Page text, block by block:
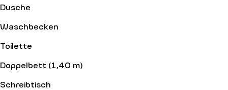
Dusche
Waschbecken
Toilette
Doppelbett (1,40 m)
Schreibtisch